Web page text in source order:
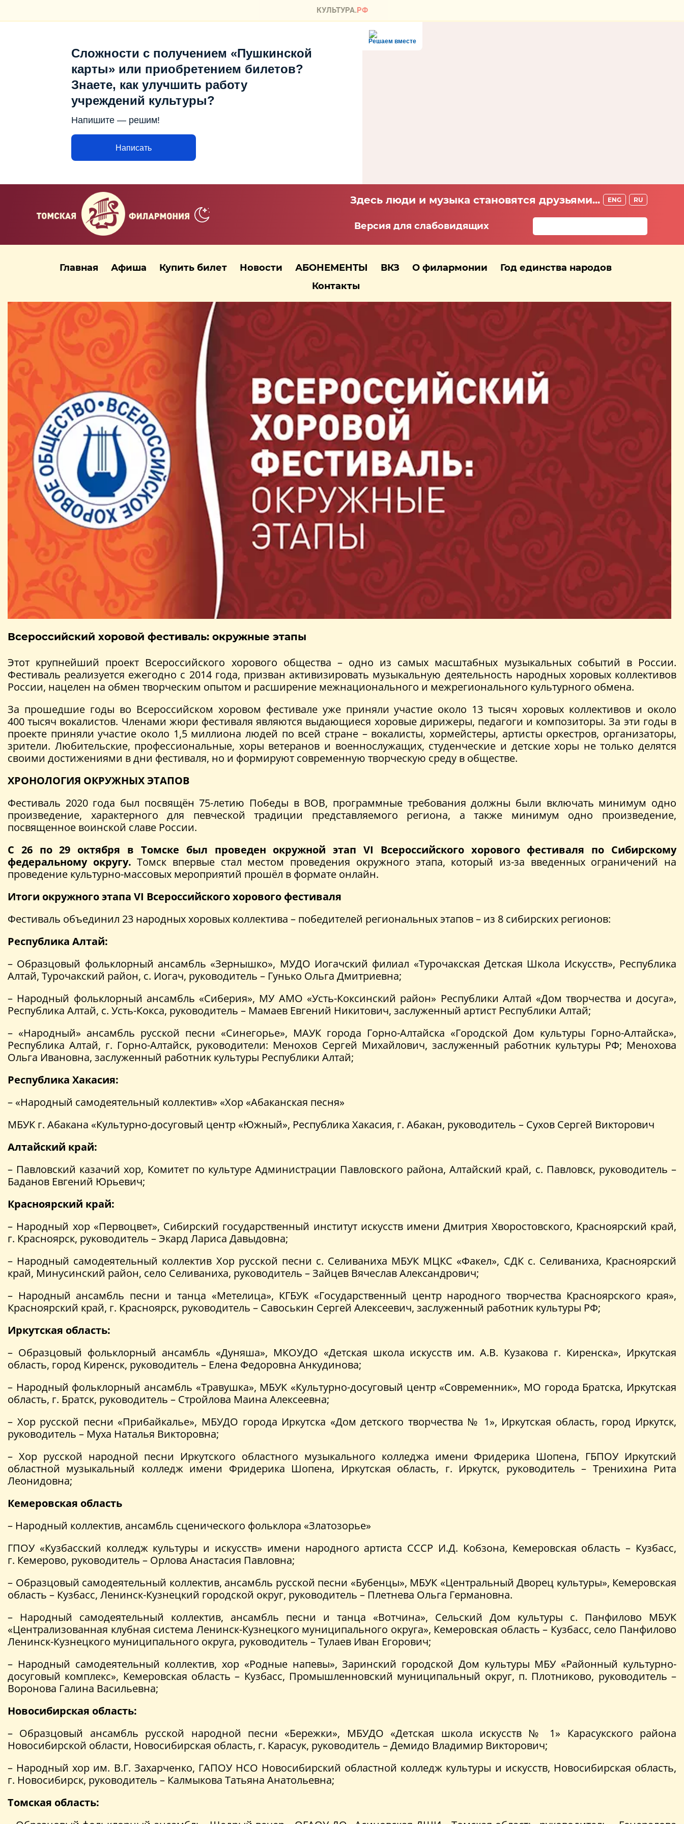
Решаем вместе
Сложности с получением «Пушкинской
карты» или приобретением билетов?
Знаете, как улучшить работу
учреждений культуры?
Напишите — решим!
Написать
Здесь люди и музыка становятся друзьями... ENG RU
Версия для слабовидящих
Главная Афиша Купить билет Новости АБОНЕМЕНТЫ ВКЗ О филармонии
Год единства народов
Контакты
Всероссийский хоровой фестиваль: окружные этапы
Этот крупнейший проект Всероссийского хорового общества – одно из самых масштабных музыкальных событий в России.
Фестиваль реализуется ежегодно с 2014 года, призван активизировать музыкальную деятельность народных хоровых коллективов
России, нацелен на обмен творческим опытом и расширение межнационального и межрегионального культурного обмена.
За прошедшие годы во Всероссийском хоровом фестивале уже приняли участие около 13 тысяч хоровых коллективов и около
400 тысяч вокалистов. Членами жюри фестиваля являются выдающиеся хоровые дирижеры, педагоги и композиторы. За эти годы в
проекте приняли участие около 1,5 миллиона людей по всей стране – вокалисты, хормейстеры, артисты оркестров, организаторы,
зрители. Любительские, профессиональные, хоры ветеранов и военнослужащих, студенческие и детские хоры не только делятся
своими достижениями в дни фестиваля, но и формируют современную творческую среду в обществе.
ХРОНОЛОГИЯ ОКРУЖНЫХ ЭТАПОВ
Фестиваль 2020 года был посвящён 75-летию Победы в ВОВ, программные требования должны были включать минимум одно
произведение, характерного для певческой традиции представляемого региона, а также минимум одно произведение,
посвященное воинской славе России.
С 26 по 29 октября в Томске был проведен окружной этап VI Всероссийского хорового фестиваля по Сибирскому
федеральному округу. Томск впервые стал местом проведения окружного этапа, который из-за введенных ограничений на
проведение культурно-массовых мероприятий прошёл в формате онлайн.
Итоги окружного этапа VI Всероссийского хорового фестиваля
Фестиваль объединил 23 народных хоровых коллектива – победителей региональных этапов – из 8 сибирских регионов:
Республика Алтай:
– Образцовый фольклорный ансамбль «Зернышко», МУДО Иогачский филиал «Турочакская Детская Школа Искусств», Республика
Алтай, Турочакский район, с. Иогач, руководитель – Гунько Ольга Дмитриевна;
– Народный фольклорный ансамбль «Сиберия», МУ АМО «Усть-Коксинский район» Республики Алтай «Дом творчества и досуга»,
Республика Алтай, с. Усть-Кокса, руководитель – Мамаев Евгений Никитович, заслуженный артист Республики Алтай;
– «Народный» ансамбль русской песни «Синегорье», МАУК города Горно-Алтайска «Городской Дом культуры Горно-Алтайска»,
Республика Алтай, г. Горно-Алтайск, руководители: Менохов Сергей Михайлович, заслуженный работник культуры РФ; Менохова
Ольга Ивановна, заслуженный работник культуры Республики Алтай;
Республика Хакасия:
– «Народный самодеятельный коллектив» «Хор «Абаканская песня»
МБУК г. Абакана «Культурно-досуговый центр «Южный», Республика Хакасия, г. Абакан, руководитель – Сухов Сергей Викторович
Алтайский край:
– Павловский казачий хор, Комитет по культуре Администрации Павловского района, Алтайский край, с. Павловск, руководитель –
Баданов Евгений Юрьевич;
Красноярский край:
– Народный хор «Первоцвет», Сибирский государственный институт искусств имени Дмитрия Хворостовского, Красноярский край,
г. Красноярск, руководитель – Экард Лариса Давыдовна;
– Народный самодеятельный коллектив Хор русской песни с. Селиваниха МБУК МЦКС «Факел», СДК с. Селиваниха, Красноярский
край, Минусинский район, село Селиваниха, руководитель – Зайцев Вячеслав Александрович;
– Народный ансамбль песни и танца «Метелица», КГБУК «Государственный центр народного творчества Красноярского края»,
Красноярский край, г. Красноярск, руководитель – Савоськин Сергей Алексеевич, заслуженный работник культуры РФ;
Иркутская область:
– Образцовый фольклорный ансамбль «Дуняша», МКОУДО «Детская школа искусств им. А.В. Кузакова г. Киренска», Иркутская
область, город Киренск, руководитель – Елена Федоровна Анкудинова;
– Народный фольклорный ансамбль «Травушка», МБУК «Культурно-досуговый центр «Современник», МО города Братска, Иркутская
область, г. Братск, руководитель – Стройлова Маина Алексеевна;
– Хор русской песни «Прибайкалье», МБУДО города Иркутска «Дом детского творчества № 1», Иркутская область, город Иркутск,
руководитель – Муха Наталья Викторовна;
– Хор русской народной песни Иркутского областного музыкального колледжа имени Фридерика Шопена, ГБПОУ Иркутский
областной музыкальный колледж имени Фридерика Шопена, Иркутская область, г. Иркутск, руководитель – Тренихина Рита
Леонидовна;
Кемеровская область
– Народный коллектив, ансамбль сценического фольклора «Златозорье»
ГПОУ «Кузбасский колледж культуры и искусств» имени народного артиста СССР И.Д. Кобзона, Кемеровская область – Кузбасс,
г. Кемерово, руководитель – Орлова Анастасия Павловна;
– Образцовый самодеятельный коллектив, ансамбль русской песни «Бубенцы», МБУК «Центральный Дворец культуры», Кемеровская
область – Кузбасс, Ленинск-Кузнецкий городской округ, руководитель – Плетнева Ольга Германовна.
– Народный самодеятельный коллектив, ансамбль песни и танца «Вотчина», Сельский Дом культуры с. Панфилово МБУК
«Централизованная клубная система Ленинск-Кузнецкого муниципального округа», Кемеровская область – Кузбасс, село Панфилово
Ленинск-Кузнецкого муниципального округа, руководитель – Тулаев Иван Егорович;
– Народный самодеятельный коллектив, хор «Родные напевы», Заринский городской Дом культуры МБУ «Районный культурно-
досуговый комплекс», Кемеровская область – Кузбасс, Промышленновский муниципальный округ, п. Плотниково, руководитель –
Воронова Галина Васильевна;
Новосибирская область:
– Образцовый ансамбль русской народной песни «Бережки», МБУДО «Детская школа искусств № 1» Карасукского района
Новосибирской области, Новосибирская область, г. Карасук, руководитель – Демидо Владимир Викторович;
– Народный хор им. В.Г. Захарченко, ГАПОУ НСО Новосибирский областной колледж культуры и искусств, Новосибирская область,
г. Новосибирск, руководитель – Калмыкова Татьяна Анатольевна;
Томская область: